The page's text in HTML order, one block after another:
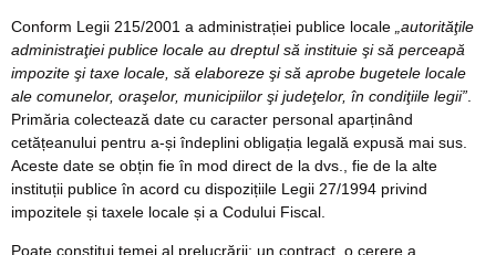
Conform Legii 215/2001 a administrației publice locale „autorităţile
administraţiei publice locale au dreptul să instituie şi să perceapă
impozite şi taxe locale, să elaboreze şi să aprobe bugetele locale
ale comunelor, oraşelor, municipiilor şi judeţelor, în condiţiile legii”
Primăria colectează date cu caracter personal aparținând
cetățeanului pentru a-și îndeplini obligația legală expusă mai sus.
Aceste date se obțin fie în mod direct de la dvs., fie de la alte
instituții publice în acord cu dispozițiile Legii 27/1994 privind
impozitele și taxele locale și a Codului Fiscal.
Poate constitui temei al prelucrării: un contract, o cerere a